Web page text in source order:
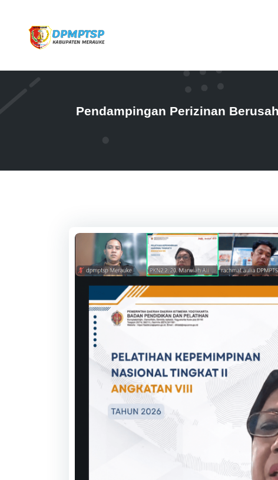
Pendampingan Perizinan